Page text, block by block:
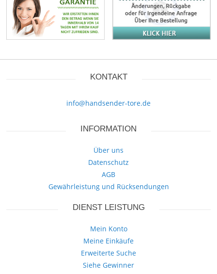
KONTAKT
info@handsender-tore.de
INFORMATION
Über uns
Datenschutz
AGB
Gewährleistung und Rücksendungen
DIENST LEISTUNG
Mein Konto
Meine Einkäufe
Erweiterte Suche
Siehe Gewinner